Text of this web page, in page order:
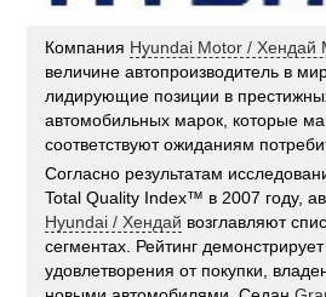
Компания Hyundai Motor / Хендай
величине автопроизводитель в
лидирующие позиции в
автомобильных марок, которые
соответствуют ожиданиям
Согласно результатам
Total Quality Index™ в 2007 году,
Hyundai / Хендай возглавляют
сегментах. Рейтинг
удовлетворения от покупки,